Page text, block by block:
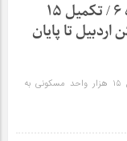
صفحه الکترونیکی پیشران نیوز شماره ۶ / تکمیل ۱۵
تا پایان
مدیرکل راه و شهرسازی استان اردبیل از تکمیل و تحویل ۱۵ هزار واحد مسکونی به